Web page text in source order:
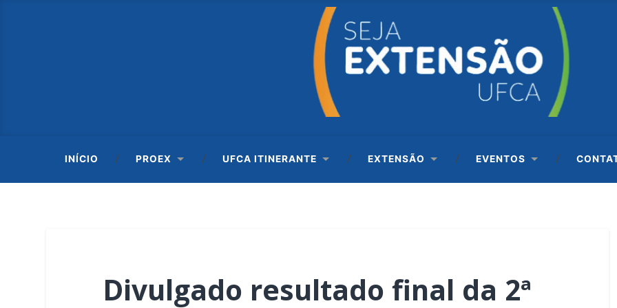
INÍCIO PROEX UFCA ITINERANTE EXTENSÃO EVENTOS
Divulgado resultado final da 2ª